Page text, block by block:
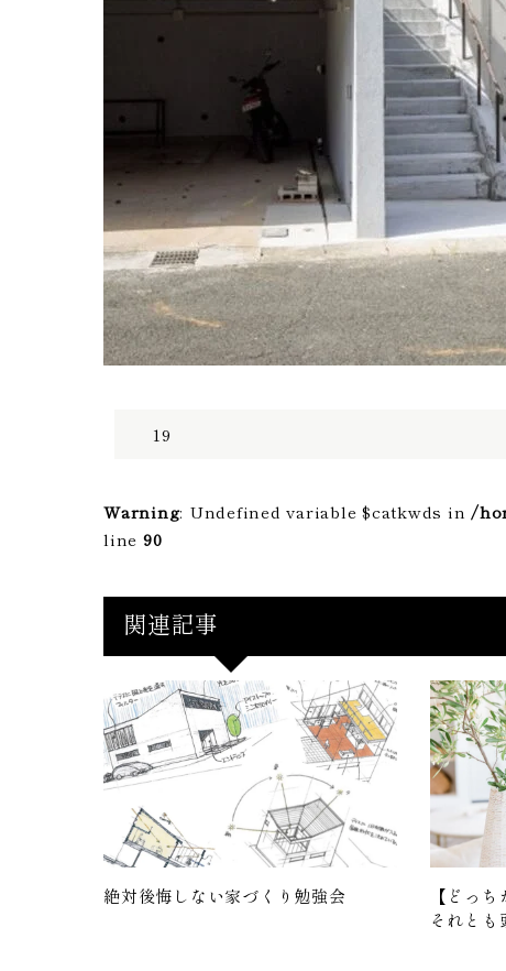
19
Warning: Undefined variable $catkwds in /
line 90
関連記事
絶対後悔しない家づくり勉強会
【どっ
それとも